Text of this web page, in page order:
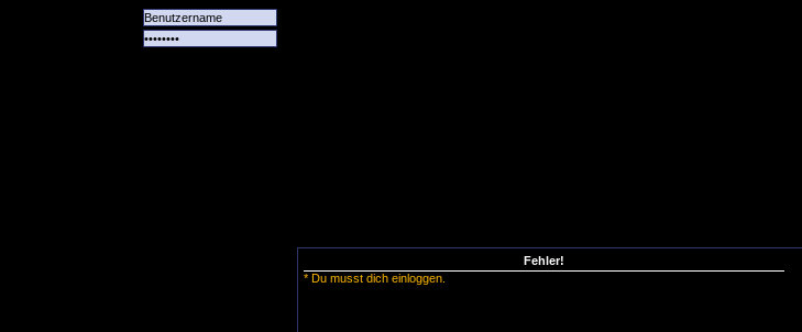
Fehler!
* Du musst dich einloggen.